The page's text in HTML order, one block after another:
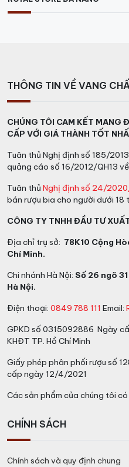
Liêm
THÔNG TIN VỀ VANG
CHÚNG TÔI CAM KẾT MANG
CẤP VỚI GIÁ THÀNH TỐT
Tuân thủ Nghị định số 185/
quảng cáo số 16/2012/QH13
Tuân thủ Nghị định số 24/
bán rượu bia cho người dưới 18
CÔNG TY TNHH ĐẦU TƯ
Địa chỉ trụ sở: 78K10 Cộng
Chí Minh.
Chi nhánh Hà Nội: Số 26 ngõ
Hà Nội.
Điện thoại: 0849 788 111 Email:
GPKD số 0315092886 Ngày
KHĐT TP. Hồ Chí Minh
Giấy phép phân phối rượu số
cấp ngày 12/4/2021
Các sản phẩm của chúng tôi
CHÍNH SÁCH
Chính sách và quy định chung